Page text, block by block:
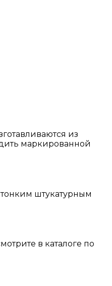
из
маркированной
штукатурным
в каталоге по